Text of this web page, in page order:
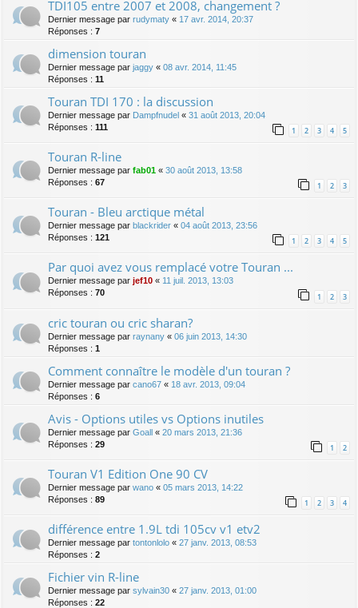
TDI105 entre 2007 et 2008, changement ?
Dernier message par rudymaty « 17 avr. 2014, 20:37
Réponses : 7
dimension touran
Dernier message par jaggy « 08 avr. 2014, 11:45
Réponses : 11
Touran TDI 170 : la discussion
Dernier message par Dampfnudel « 31 août 2013, 20:04
Réponses : 111 1 2 3 4 5
Touran R-line
Dernier message par fab01 « 30 août 2013, 13:58
Réponses : 67 1 2 3
Touran - Bleu arctique métal
Dernier message par blackrider « 04 août 2013, 23:56
Réponses : 121 1 2 3 4 5
Par quoi avez vous remplacé votre Touran ...
Dernier message par jef10 « 11 juil. 2013, 13:03
Réponses : 70 1 2 3
cric touran ou cric sharan?
Dernier message par raynany « 06 juin 2013, 14:30
Réponses : 1
Comment connaître le modèle d'un touran ?
Dernier message par cano67 « 18 avr. 2013, 09:04
Réponses : 6
Avis - Options utiles vs Options inutiles
Dernier message par Goall « 20 mars 2013, 21:36
Réponses : 29 1 2
Touran V1 Edition One 90 CV
Dernier message par wano « 05 mars 2013, 14:22
Réponses : 89 1 2 3 4
différence entre 1.9L tdi 105cv v1 etv2
Dernier message par tontonlolo « 27 janv. 2013, 08:53
Réponses : 2
Fichier vin R-line
Dernier message par sylvain30 « 27 janv. 2013, 01:00
Réponses : 22